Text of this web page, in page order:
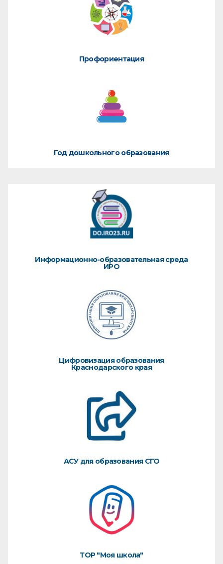
Профориентация
Год дошкольного образования
Информационно-образовательная среда
ИРО
Цифровизация образования
Краснодарского края
АСУ для образования СГО
ТОР "Моя школа"